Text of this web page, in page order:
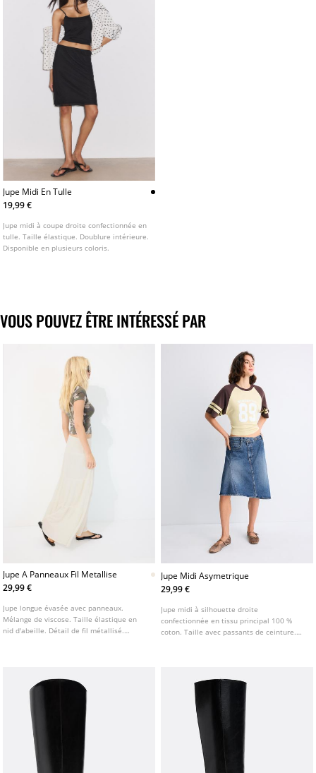
Jupe Midi En Tulle
19,99 €
Jupe midi à coupe droite confectionnée en
tulle. Taille élastique. Doublure intérieure.
Disponible en plusieurs coloris.
VOUS POUVEZ ÊTRE INTÉRESSÉ PAR
Jupe A Panneaux Fil Metallise
29,99 €
Jupe longue évasée avec panneaux.
Mélange de viscose. Taille élastique en
nid d'abeille. Détail de fil métallisé.
Jupe Midi Asymetrique
29,99 €
Jupe midi à silhouette droite
confectionnée en tissu principal 100 %
coton. Taille avec passants de ceinture.